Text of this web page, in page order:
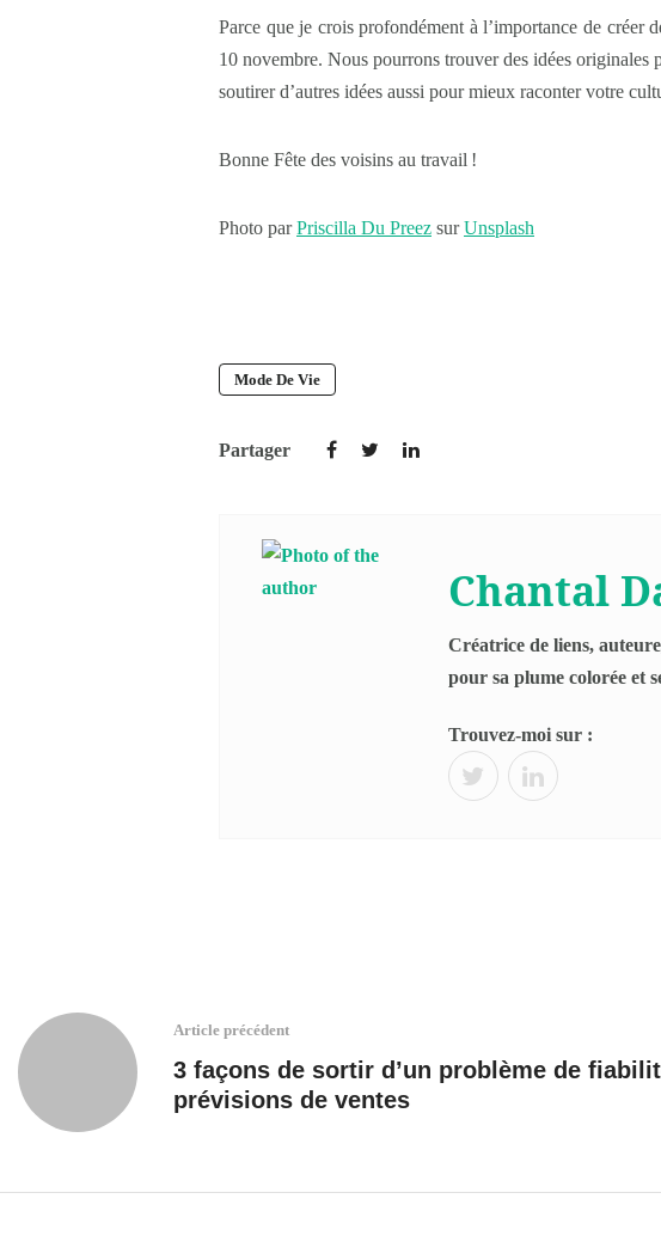
Parce que je crois profondément à l’importance de
10 novembre. Nous pourrons trouver des idées originales
soutirer d’autres idées aussi pour mieux raconter votre
Bonne Fête des voisins au travail !
Photo parPriscilla Du Preez surUnsplash
Mode De Vie
Partager
Chantal
Créatrice de liens,
pour sa plume colorée et
Trouvez-moi sur :
Article précédent
3 façons de sortir d’un problème de
prévisions de ventes